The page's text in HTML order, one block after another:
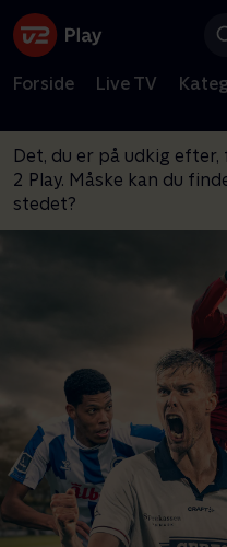
Forside Live TV
Det, du er på udkig
2 Play. Måske kan du
stedet?